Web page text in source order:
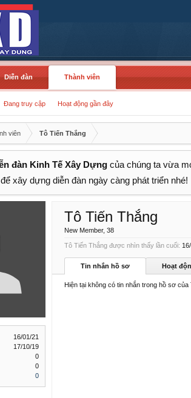
Diễn đàn Thành viên
Đang truy cập Hoạt động gần đây
viên Tô Tiến Thắng
đàn Kinh Tế Xây Dựng của chúng ta vừa
xây dựng diễn đàn ngày càng phát triển nhé!
16/01/21
17/10/19
0
0
0
Tô Tiến Thắng
New Member, 38
Tô Tiến Thắng được nhìn thấy lần cuối:
Tin nhắn hồ sơ Hoạt
Hiện tại không có tin nhắn trong hồ sơ của